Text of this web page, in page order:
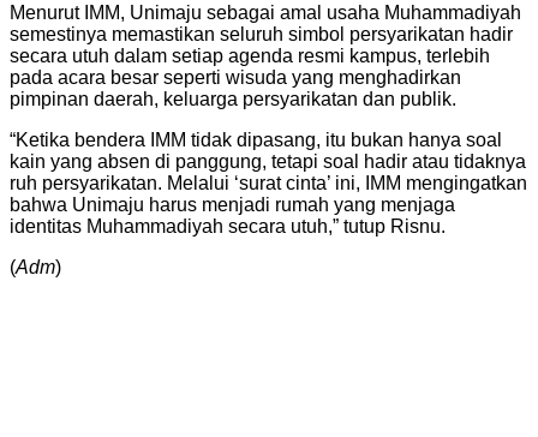
Menurut IMM, Unimaju sebagai amal usaha Muhammadiyah
semestinya memastikan seluruh simbol persyarikatan hadir
secara utuh dalam setiap agenda resmi kampus, terlebih
pada acara besar seperti wisuda yang menghadirkan
pimpinan daerah, keluarga persyarikatan dan publik.
“Ketika bendera IMM tidak dipasang, itu bukan hanya soal
kain yang absen di panggung, tetapi soal hadir atau tidaknya
ruh persyarikatan. Melalui ‘surat cinta’ ini, IMM mengingatkan
bahwa Unimaju harus menjadi rumah yang menjaga
identitas Muhammadiyah secara utuh,” tutup Risnu.
(Adm)